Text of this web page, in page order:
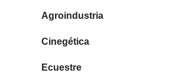
Agroindustria
Cinegética
Ecuestre